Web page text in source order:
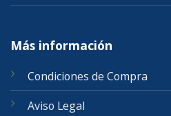
Más información
Condiciones de Compra
Aviso Legal